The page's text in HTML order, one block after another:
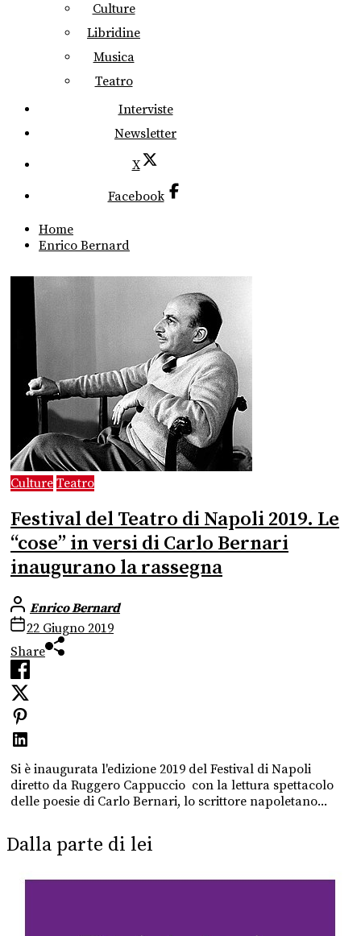
Culture
Libridine
Musica
Teatro
Interviste
Newsletter
X
Facebook
Home
Enrico Bernard
Culture Teatro
Festival del Teatro di Napoli 2019. Le
“cose” in versi di Carlo Bernari
inaugurano la rassegna
Enrico Bernard
22 Giugno 2019
Share
Si è inaugurata l'edizione 2019 del Festival di Napoli
diretto da Ruggero Cappuccio con la lettura spettacolo
delle poesie di Carlo Bernari, lo scrittore napoletano...
Dalla parte di lei